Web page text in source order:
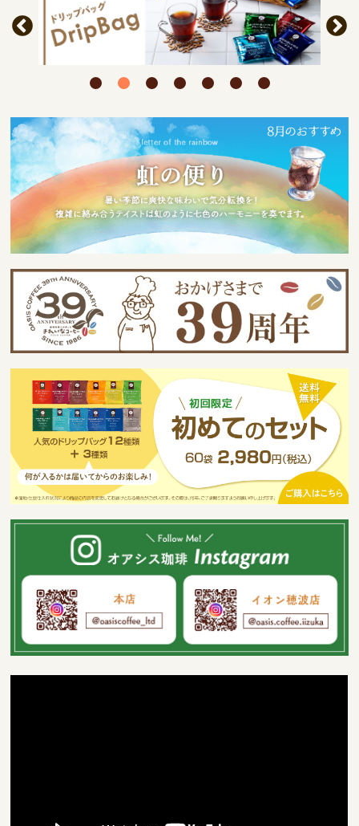
Previous Next